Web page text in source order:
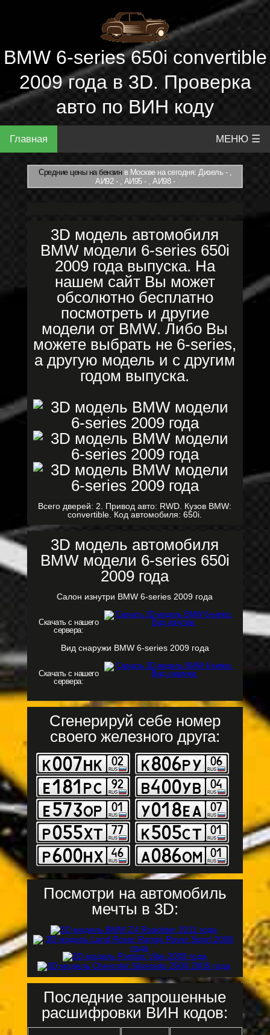
BMW 6-series 650i convertible
2009 года в 3D. Проверка
авто по ВИН коду
Главная МЕНЮ ☰
Средние цены на бензинв Москве на сегодня: Дизель - ,
АИ92 - , АИ95 - , АИ98 -
3D модель автомобиля
BMW модели 6-series 650i
2009 года выпуска. На
нашем сайт Вы может
обсолютно бесплатно
посмотреть и другие
модели от BMW. Либо Вы
можете выбрать не 6-series,
а другую модель и с другим
годом выпуска.
Всего дверей: 2. Привод авто: RWD. Кузов BMW:
convertible. Код автомобиля: 650i.
3D модель автомобиля
BMW модели 6-series 650i
2009 года
Салон изнутри BMW 6-series 2009 года
Скачать с нашего
сервера:
Вид снаружи BMW 6-series 2009 года
Скачать с нашего
сервера:
Сгенерируй себе номер
своего железного друга:
Посмотри на автомобиль
мечты в 3D:
Последние запрошенные
расшифровки ВИН кодов: